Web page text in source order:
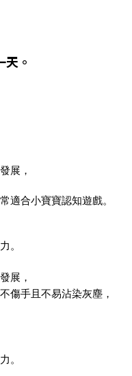
天 。
展，
適合小寶寶認知遊戲。
。
展，
傷手且不易沾染灰塵，
。